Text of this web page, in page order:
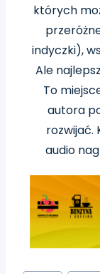
których
indyczki),
Ale
To
autora
rozwijać.
audio